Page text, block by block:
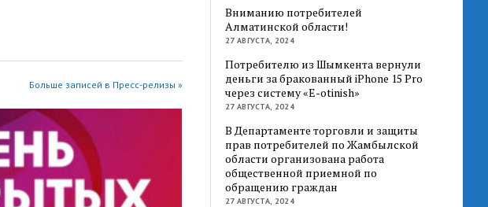
Больше записей в Пресс-релизы »
Вниманию потребителей
Алматинской области!
27 АВГУСТА, 2024
Потребителю из Шымкента вернули
деньги за бракованный iPhone 15 Pro
через систему «E-otinish»
27 АВГУСТА, 2024
В Департаменте торговли и защиты
прав потребителей по Жамбылской
области организована работа
общественной приемной по
обращению граждан
27 АВГУСТА, 2024